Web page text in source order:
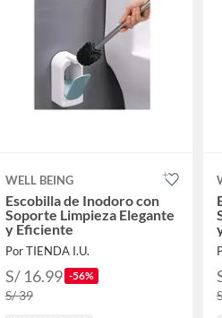
WELL BEING
Escobilla de Inodoro con
Soporte Limpieza Elegante
y Eficiente
Por TIENDA I.U.
S/ 16.99 -56%
S/ 39